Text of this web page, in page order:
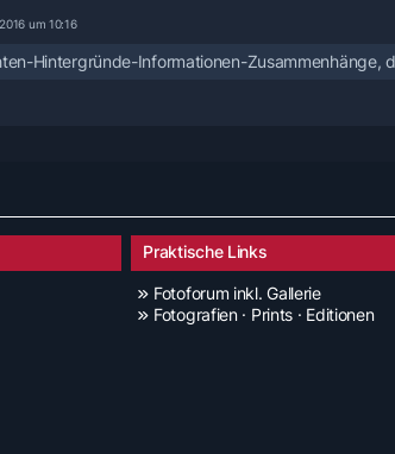
um 10:16
Hintergründe-Informationen-Zusammenhänge,
Praktische Links
Fotoforum inkl. Gallerie
Fotografien · Prints · Editionen